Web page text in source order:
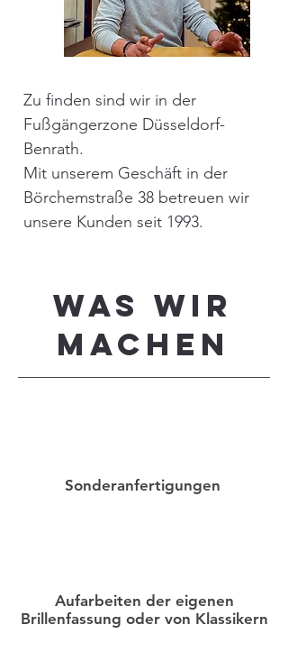
Zu finden sind wir in der
Fußgängerzone Düsseldorf-
Benrath.
Mit unserem Geschäft in der
Börchemstraße 38 betreuen wir
unsere Kunden seit 1993.
WAS WIR
MACHEN
Sonderanfertigungen
Aufarbeiten der eigenen
Brillenfassung oder von Klassikern